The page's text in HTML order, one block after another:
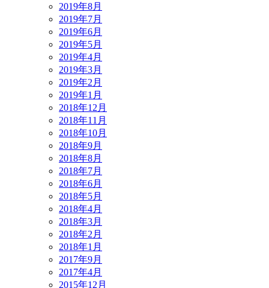
2019年8月
2019年7月
2019年6月
2019年5月
2019年4月
2019年3月
2019年2月
2019年1月
2018年12月
2018年11月
2018年10月
2018年9月
2018年8月
2018年7月
2018年6月
2018年5月
2018年4月
2018年3月
2018年2月
2018年1月
2017年9月
2017年4月
2015年12月